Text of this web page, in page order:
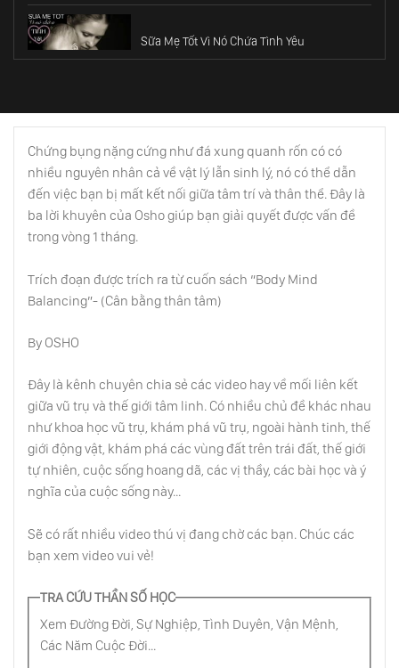
Sữa Mẹ Tốt Vì Nó Chứa Tình Yêu
Cách Giúp Đứa Trẻ Chào Đời Tốt Đẹp Nhất
Minh Triết Về Tiền Bạc
Thuận Theo Đồng Hồ Sinh Học Tự Nhiên
Của Trẻ Nhỏ
Cha Mẹ Hạnh Phúc Sinh Ra Người Con
Hạnh Phúc
Ly Dị Tồn Tại Bởi Vì Hôn Nhân Sai, Bị Ép Buộc
Hoặc Vì Thực Hiện Trong Tâm Trạng Lãng
Mạn
Lý Trí Là Tên Phản Bội
Chứng bụng nặng cứng như đá xung quanh rốn có có
nhiều nguyên nhân cả về vật lý lẫn sinh lý, nó có thể dẫn
đến việc bạn bị mất kết nối giữa tâm trí và thân thể. Đây là
ba lời khuyên của Osho giúp bạn giải quyết được vấn đề
trong vòng 1 tháng.
Trích đoạn được trích ra từ cuốn sách “Body Mind
Balancing”- (Cân bằng thân tâm)
By OSHO
Đây là kênh chuyên chia sẻ các video hay về mối liên kết
giữa vũ trụ và thế giới tâm linh. Có nhiều chủ đề khác nhau
như khoa học vũ trụ, khám phá vũ trụ, ngoài hành tinh, thế
giới động vật, khám phá các vùng đất trên trái đất, thế giới
tự nhiên, cuộc sống hoang dã, các vị thầy, các bài học và ý
nghĩa của cuộc sống này...
Sẽ có rất nhiều video thú vị đang chờ các bạn. Chúc các
bạn xem video vui vẻ!
TRA CỨU THẦN SỐ HỌC
Xem Đường Đời, Sự Nghiệp, Tình Duyên, Vận Mệnh,
Các Năm Cuộc Đời...